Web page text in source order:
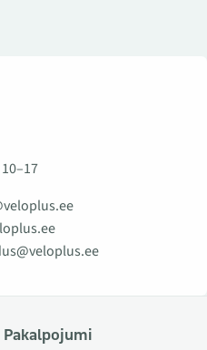
Pakalpojumi